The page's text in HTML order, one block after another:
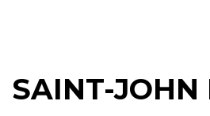
SAINT-JOHN